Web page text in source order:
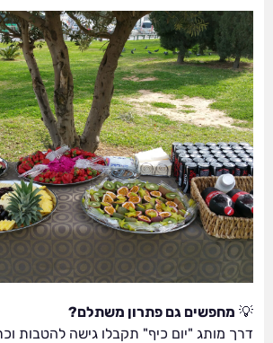
💡 מחפשים גם פתרון משתלם?
דרך מותג "יום כיף" תקבלו גישה להטבות